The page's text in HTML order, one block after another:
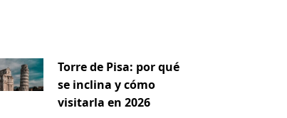
Torre de Pisa: por qué
se inclina y cómo
visitarla en 2026